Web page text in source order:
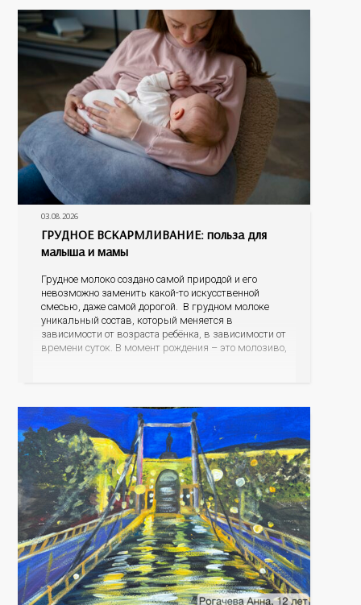
03.08.2026
ГРУДНОЕ ВСКАРМЛИВАНИЕ: польза для
малыша и мамы
Грудное молоко создано самой природой и его
невозможно заменить какой-то искусственной
смесью, даже самой дорогой. В грудном молоке
уникальный состав, который меняется в
зависимости от возраста ребёнка, в зависимости от
времени суток. В момент рождения – это молозиво,